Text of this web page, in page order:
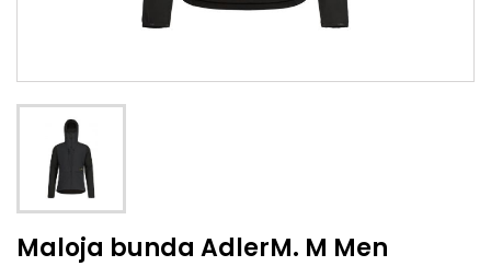
Maloja bunda AdlerM. M Men